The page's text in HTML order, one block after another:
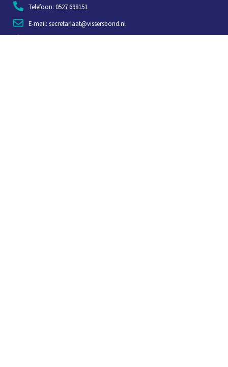
Telefoon: 0527 698151
E-mail: secretariaat@vissersbond.nl